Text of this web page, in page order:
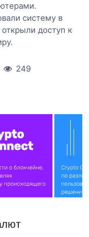
систему в
доступ к
249